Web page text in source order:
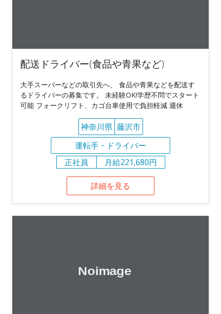
配送ドライバー(食品や青果など)
大手スーパーなどの取引先へ、 食品や青果などを配送す
るドライバーの募集です。 未経験OK!学歴不問でスタート
可能 フォークリフト、カゴ台車使用で負担軽減 週休
神奈川県 藤沢市
運転手・ドライバー
正社員
月給221,680円
詳細を見る